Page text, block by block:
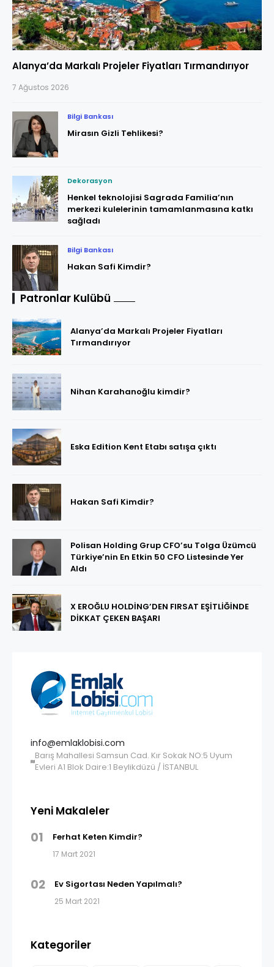
Alanya’da Markalı Projeler Fiyatları Tırmandırıyor
7 Ağustos 2026
Bilgi Bankası
Mirasın Gizli Tehlikesi?
Dekorasyon
Henkel teknolojisi Sagrada Familia’nın
merkezi kulelerinin tamamlanmasına katkı
sağladı
Bilgi Bankası
Hakan Safi Kimdir?
Patronlar Kulübü
Alanya’da Markalı Projeler Fiyatları
Tırmandırıyor
Nihan Karahanoğlu kimdir?
Eska Edition Kent Etabı satışa çıktı
Hakan Safi Kimdir?
Polisan Holding Grup CFO’su Tolga Üzümcü
Türkiye’nin En Etkin 50 CFO Listesinde Yer
Aldı
X EROĞLU HOLDİNG’DEN FIRSAT EŞİTLİĞİNDE
DİKKAT ÇEKEN BAŞARI
info@emlaklobisi.com
Barış Mahallesi Samsun Cad. Kır Sokak NO:5 Uyum
Evleri A1 Blok Daire:1 Beylikdüzü / İSTANBUL
Yeni Makaleler
01 Ferhat Keten Kimdir?
17 Mart 2021
02 Ev Sigortası Neden Yapılmalı?
25 Mart 2021
Kategoriler